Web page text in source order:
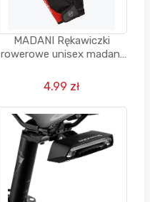
MADANI Rękawiczki
rowerowe unisex madani
rozm. M-XL
4.99 zł